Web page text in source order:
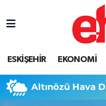
ESKİŞEHİR EKONOMİ
Altınözü Hava